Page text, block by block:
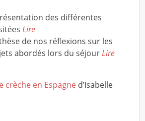
des différentes
Lire
de nos réflexions sur les
abordés lors du séjourLire
crèche en Espagned’Isabelle